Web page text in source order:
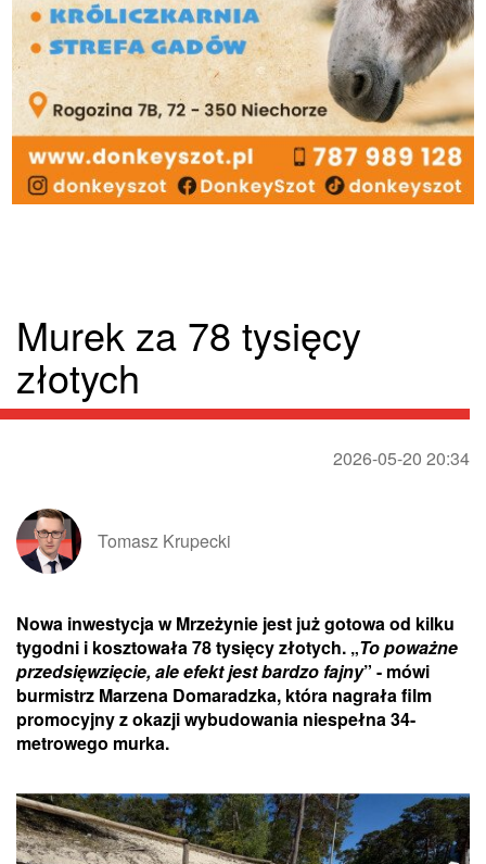
Murek za 78 tysięcy
złotych
2026-05-20 20:34
Tomasz Krupecki
Nowa inwestycja w Mrzeżynie jest już gotowa od kilku
tygodni i kosztowała 78 tysięcy złotych. „To poważne
przedsięwzięcie, ale efekt jest bardzo fajny” - mówi
burmistrz Marzena Domaradzka, która nagrała film
promocyjny z okazji wybudowania niespełna 34-
metrowego murka.